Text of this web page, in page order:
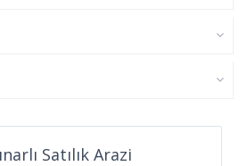
Satılık Arazi